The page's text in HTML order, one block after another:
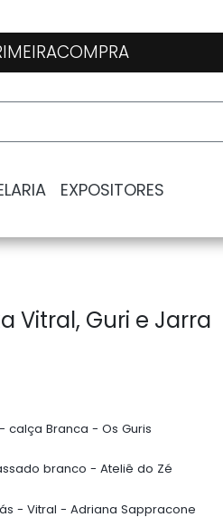
EXPOSITORES
Vitral, Guri e Jarra
calça Branca - Os Guris
branco - Ateliê do Zé
- Vitral - Adriana Sappracone